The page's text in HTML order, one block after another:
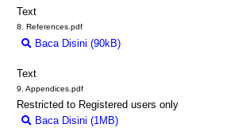
Text
8. References.pdf
Baca Disini (90kB)
Text
9. Appendices.pdf
Restricted to Registered users only
Baca Disini (1MB)